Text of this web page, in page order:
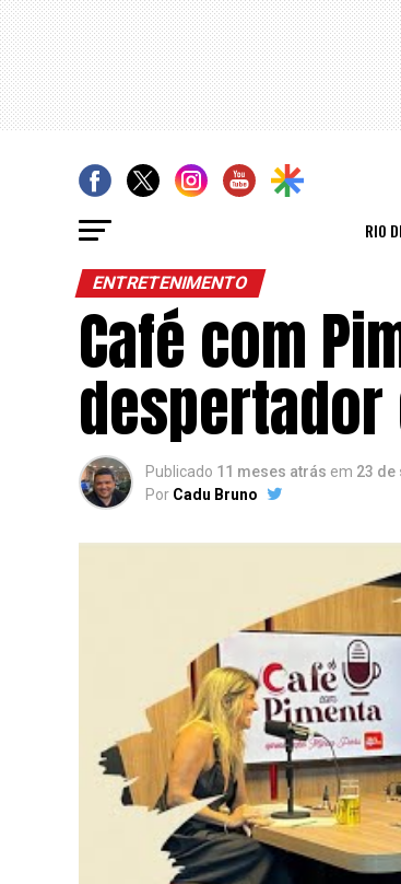
RIO
ENTRETENIMENTO
Café com
Publicado 11 meses atrás em 23 de
Por Cadu Bruno